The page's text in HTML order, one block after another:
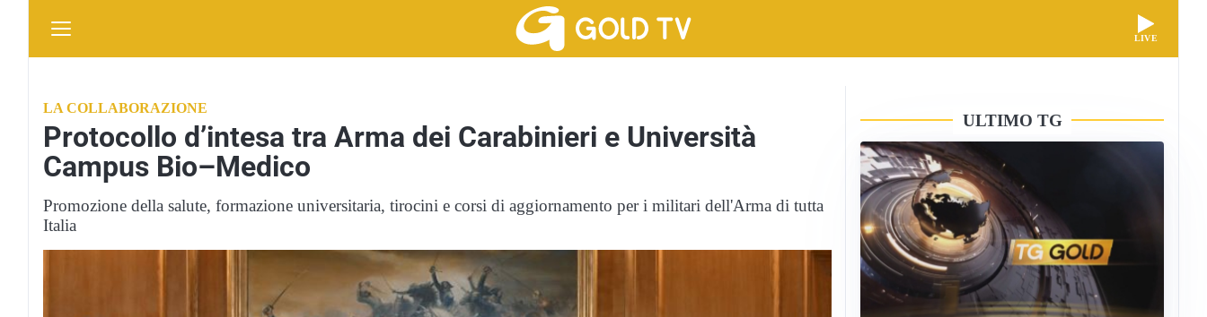
LIVE
LA COLLABORAZIONE
Protocollo d’intesa tra Arma dei Carabinieri e Università
Campus Bio–Medico
Promozione della salute, formazione universitaria, tirocini e corsi di aggiornamento per i militari dell'Arma di tutta
Italia
ULTIMO TG